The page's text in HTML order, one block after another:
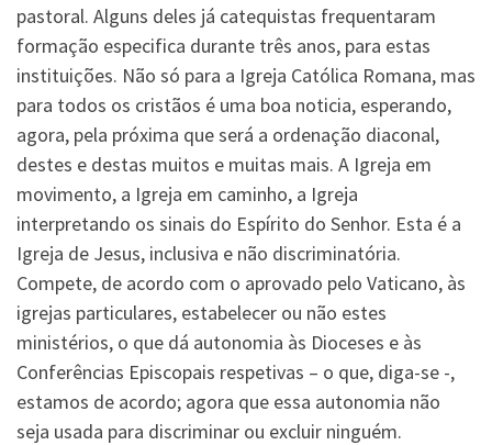
pastoral. Alguns deles já catequistas frequentaram
formação especifica durante três anos, para estas
instituições. Não só para a Igreja Católica Romana, mas
para todos os cristãos é uma boa noticia, esperando,
agora, pela próxima que será a ordenação diaconal,
destes e destas muitos e muitas mais. A Igreja em
movimento, a Igreja em caminho, a Igreja
interpretando os sinais do Espírito do Senhor. Esta é a
Igreja de Jesus, inclusiva e não discriminatória.
Compete, de acordo com o aprovado pelo Vaticano, às
igrejas particulares, estabelecer ou não estes
ministérios, o que dá autonomia às Dioceses e às
Conferências Episcopais respetivas – o que, diga-se -,
estamos de acordo; agora que essa autonomia não
seja usada para discriminar ou excluir ninguém.